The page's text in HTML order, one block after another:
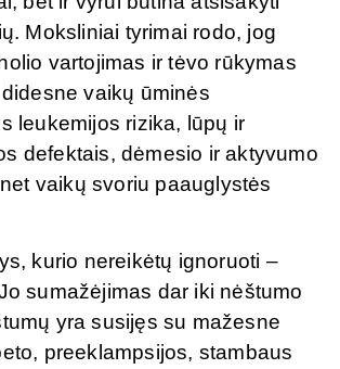
Moksliniai tyrimai rodo, jog
vartojimas ir tėvo rūkymas
vaikų ūminės
leukemijos rizika, lūpų ir
defektais, dėmesio ir aktyvumo
vaikų svoriu paauglystės
kurio nereikėtų ignoruoti –
sumažėjimas dar iki nėštumo
yra susijęs su mažesne
preeklampsijos, stambaus